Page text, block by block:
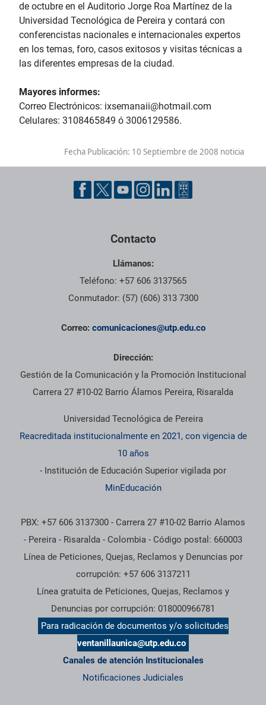
de octubre en el Auditorio Jorge Roa Martínez de la
Universidad Tecnológica de Pereira y contará con
conferencistas nacionales e internacionales expertos
en los temas, foro, casos exitosos y visitas técnicas a
las diferentes empresas de la ciudad.
Mayores informes:
Correo Electrónicos: ixsemanaii@hotmail.com
Celulares: 3108465849 ó 3006129586.
Fecha Publicación: 10 Septiembre de 2008 noticia
Contacto
Llámanos:
Teléfono: +57 606 3137565
Conmutador: (57) (606) 313 7300
Correo: comunicaciones@utp.edu.co
Dirección:
Gestión de la Comunicación y la Promoción Institucional
Carrera 27 #10-02 Barrio Álamos Pereira, Risaralda
Universidad Tecnológica de Pereira
Reacreditada institucionalmente en 2021, con vigencia de
10 años
- Institución de Educación Superior vigilada por
MinEducación
PBX: +57 606 3137300 - Carrera 27 #10-02 Barrio Alamos
- Pereira - Risaralda - Colombia - Código postal: 660003
Línea de Peticiones, Quejas, Reclamos y Denuncias por
corrupción: +57 606 3137211
Línea gratuita de Peticiones, Quejas, Reclamos y
Denuncias por corrupción: 018000966781
Para radicación de documentos y/o solicitudes
ventanillaunica@utp.edu.co
Canales de atención Institucionales
Notificaciones Judiciales